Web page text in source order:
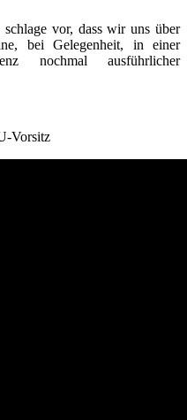
vor, dass wir uns über
bei Gelegenheit, in einer
nochmal ausführlicher
Vorsitz